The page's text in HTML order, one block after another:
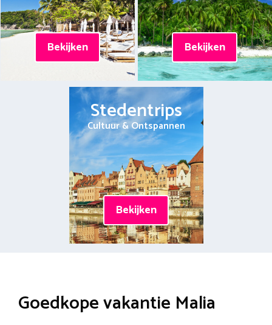
Bekijken Bekijken
Stedentrips
Cultuur & Ontspannen
Bekijken
Goedkope vakantie Malia